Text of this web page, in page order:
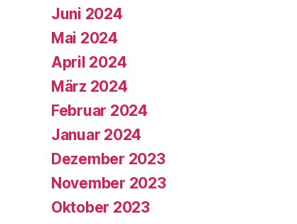
Juni 2024
Mai 2024
April 2024
März 2024
Februar 2024
Januar 2024
Dezember 2023
November 2023
Oktober 2023